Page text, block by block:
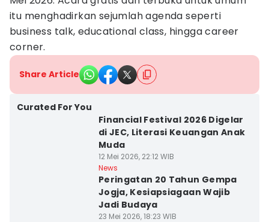
itu menghadirkan sejumlah agenda seperti
business talk, educational class, hingga career
corner.
Share Article
Curated For You
Financial Festival 2026 Digelar
di JEC, Literasi Keuangan Anak
Muda
12 Mei 2026, 22:12 WIB
News
Peringatan 20 Tahun Gempa
Jogja, Kesiapsiagaan Wajib
Jadi Budaya
23 Mei 2026, 18:23 WIB